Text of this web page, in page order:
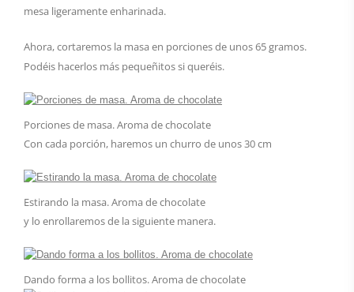
mesa ligeramente enharinada.
Ahora, cortaremos la masa en porciones de unos 65 gramos.
Podéis hacerlos más pequeñitos si queréis.
Porciones de masa. Aroma de chocolate
Con cada porción, haremos un churro de unos 30 cm
Estirando la masa. Aroma de chocolate
y lo enrollaremos de la siguiente manera.
Dando forma a los bollitos. Aroma de chocolate